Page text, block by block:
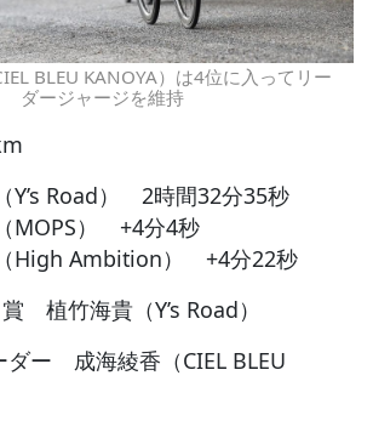
BLEU KANOYA）は4位に入ってリー
ダージャージを維持
Road） 2時間32分35秒
MOPS） +4分4秒
High Ambition） +4分22秒
植竹海貴（Y’s Road）
ダー 成海綾香（CIEL BLEU